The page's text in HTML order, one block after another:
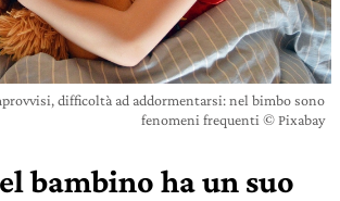
difficoltà ad addormentarsi: nel bimbo sono
fenomeni frequenti © Pixabay
bambino ha un suo